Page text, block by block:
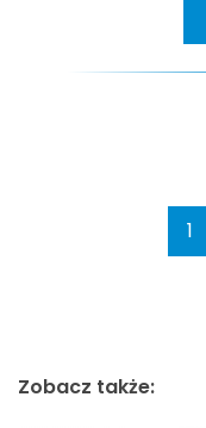
1
Zobacz także: